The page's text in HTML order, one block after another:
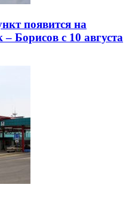
появится на
Борисов с 10 августа